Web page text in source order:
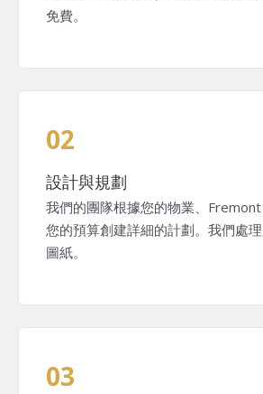
免費。
02
設計與規劃
我們的團隊根據您的物業、
您的預算創建詳細的計劃。我們處
圖紙。
03